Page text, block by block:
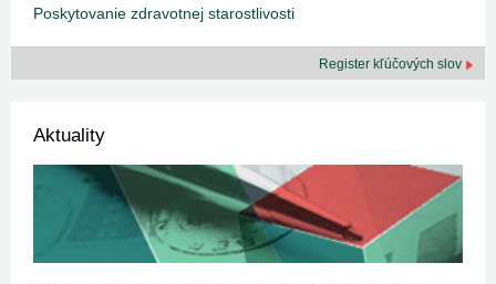
Poskytovanie zdravotnej starostlivosti
Register kľúčových slov
Aktuality